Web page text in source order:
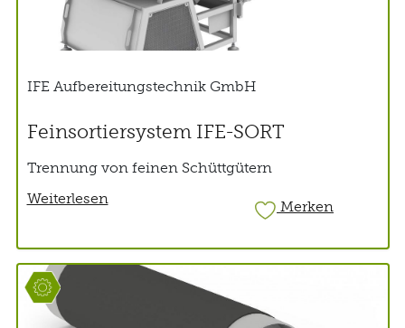
IFE Aufbereitungstechnik GmbH
Feinsortiersystem IFE-SORT
Trennung von feinen Schüttgütern
Weiterlesen
Merken